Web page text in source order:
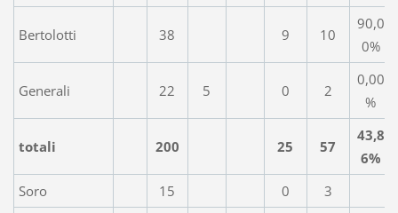
Bertolotti 38 9 10
90,0
0%
Generali 22 5 0 2
0,00
%
totali 200 25 57
43,8
6%
Soro
15 0 3